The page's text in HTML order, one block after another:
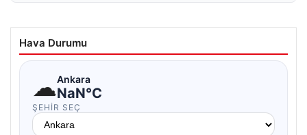
Hava Durumu
☁Ankara
NaN°C
ŞEHIR SEÇ